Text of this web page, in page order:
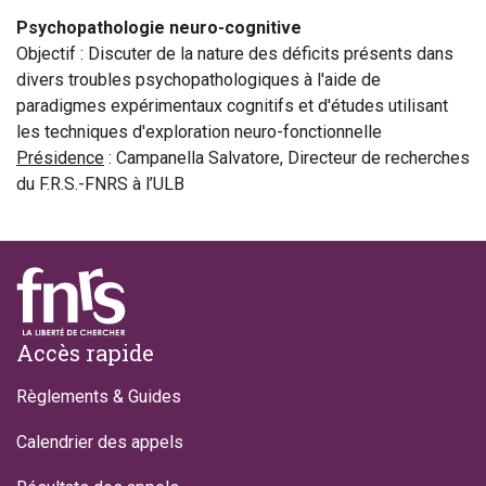
Psychopathologie neuro-cognitive
Objectif : Discuter de la nature des déficits présents dans
divers troubles psychopathologiques à l'aide de
paradigmes expérimentaux cognitifs et d'études utilisant
les techniques d'exploration neuro-fonctionnelle
Présidence : Campanella Salvatore, Directeur de recherches
du F.R.S.-FNRS à l’ULB
Footer
Accès rapide
Règlements & Guides
Calendrier des appels